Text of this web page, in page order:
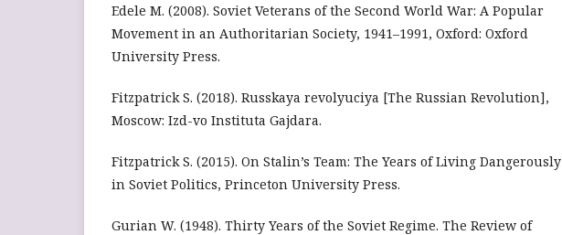
Edele M. (2008). Soviet Veterans of the Second World War: A Popular
Movement in an Authoritarian Society, 1941–1991, Oxford: Oxford
University Press.
Fitzpatrick S. (2018). Russkaya revolyuciya [The Russian Revolution],
Moscow: Izd-vo Instituta Gajdara.
Fitzpatrick S. (2015). On Stalin’s Team: The Years of Living Dangerously
in Soviet Politics, Princeton University Press.
Gurian W. (1948). Thirty Years of the Soviet Regime. The Review of